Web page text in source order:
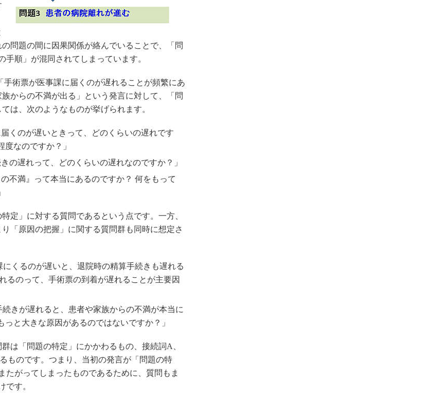
問題の間に因果関係が絡んでいることで、「問
順」が混同されてしまっています。
術票が医事課に届くのが遅れることが頻繁にあ
からの不満が出る」という発言に対して、「問
は、次のようなものが挙げられます。
届くのが遅いときって、どのくらいの遅れです
なのですか？」
の遅れって、どのくらいの遅れなのですか？」
不満』って本当にあるのですか？ 何をもって
定」に対する質問であるという点です。一方、
「原因の把握」に関する質問群も同時に想定さ
にくるのが遅いと、退院時の精算手続きも遅れる
るのって、手術票の到着が遅れることが主要因
続きが遅れると、患者や家族からの不満が本当に
と大きな原因があるのではないですか？」
は「問題の特定」にかかわるもの、接続詞A、
ものです。つまり、当初の発言が「問題の特
たがってしまったものであるために、質問もま
です。